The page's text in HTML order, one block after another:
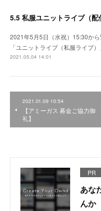
5.5 私服ユニットライブ（配
2021年5月5日（水祝）15:30か
「ユニットライブ（私服ライブ
2021.05.04 14:01
2021.01.09 10:54
【アミーガス 募金ご協力御
礼】
PR
あな
んか